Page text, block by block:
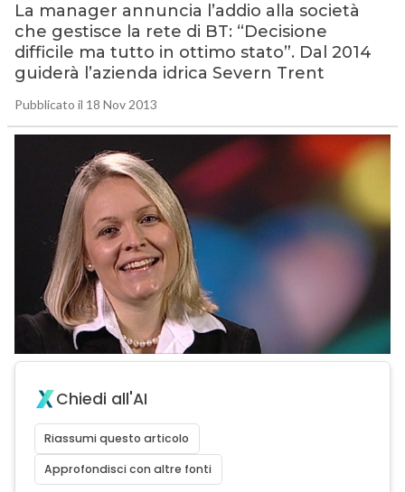
La manager annuncia l’addio alla società
che gestisce la rete di BT: “Decisione
difficile ma tutto in ottimo stato”. Dal 2014
guiderà l’azienda idrica Severn Trent
Pubblicato il 18 Nov 2013
Chiedi all'AI
Riassumi questo articolo
Approfondisci con altre fonti